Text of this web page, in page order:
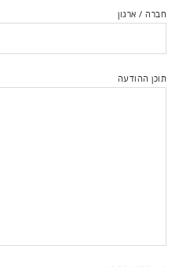
חברה / ארגון
תוכן ההודעה